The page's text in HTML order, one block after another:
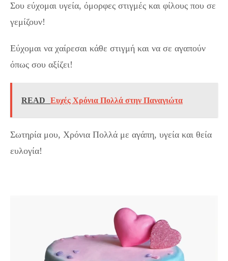
Σου εύχομαι υγεία, όμορφες στιγμές και φίλους που σε
γεμίζουν!
Εύχομαι να χαίρεσαι κάθε στιγμή και να σε αγαπούν
όπως σου αξίζει!
READ Ευχές Χρόνια Πολλά στην Παναγιώτα
Σωτηρία μου, Χρόνια Πολλά με αγάπη, υγεία και θεία
ευλογία!